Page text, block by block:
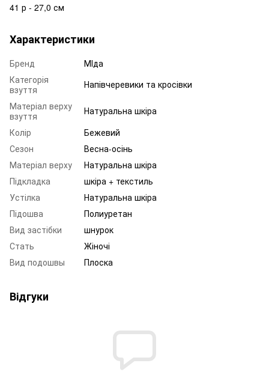
41 р - 27,0 см
Характеристики
Бренд
МІда
Категорія
взуття
Напівчеревики та кросівки
Матеріал верху
взуття
Натуральна шкіра
Колір
Бежевий
Сезон
Весна-осінь
Матеріал верху
Натуральна шкіра
Підкладка
шкіра + текстиль
Устілка
Натуральна шкіра
Підошва
Полиуретан
Вид застібки
шнурок
Стать
Жіночі
Вид подошвы
Плоска
Відгуки